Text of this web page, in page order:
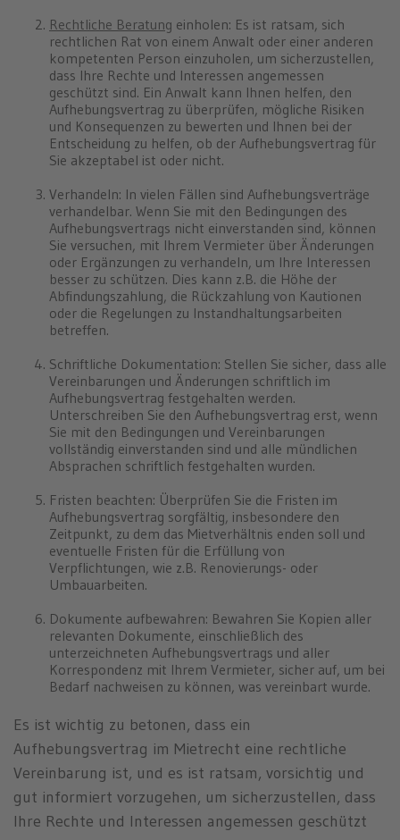
Rechtliche Beratung einholen: Es ist ratsam, sich
rechtlichen Rat von einem Anwalt oder einer anderen
kompetenten Person einzuholen, um sicherzustellen,
dass Ihre Rechte und Interessen angemessen
geschützt sind. Ein Anwalt kann Ihnen helfen, den
Aufhebungsvertrag zu überprüfen, mögliche Risiken
und Konsequenzen zu bewerten und Ihnen bei der
Entscheidung zu helfen, ob der Aufhebungsvertrag für
Sie akzeptabel ist oder nicht.
Verhandeln: In vielen Fällen sind Aufhebungsverträge
verhandelbar. Wenn Sie mit den Bedingungen des
Aufhebungsvertrags nicht einverstanden sind, können
Sie versuchen, mit Ihrem Vermieter über Änderungen
oder Ergänzungen zu verhandeln, um Ihre Interessen
besser zu schützen. Dies kann z.B. die Höhe der
Abfindungszahlung, die Rückzahlung von Kautionen
oder die Regelungen zu Instandhaltungsarbeiten
betreffen.
Schriftliche Dokumentation: Stellen Sie sicher, dass alle
Vereinbarungen und Änderungen schriftlich im
Aufhebungsvertrag festgehalten werden.
Unterschreiben Sie den Aufhebungsvertrag erst, wenn
Sie mit den Bedingungen und Vereinbarungen
vollständig einverstanden sind und alle mündlichen
Absprachen schriftlich festgehalten wurden.
Fristen beachten: Überprüfen Sie die Fristen im
Aufhebungsvertrag sorgfältig, insbesondere den
Zeitpunkt, zu dem das Mietverhältnis enden soll und
eventuelle Fristen für die Erfüllung von
Verpflichtungen, wie z.B. Renovierungs- oder
Umbauarbeiten.
Dokumente aufbewahren: Bewahren Sie Kopien aller
relevanten Dokumente, einschließlich des
unterzeichneten Aufhebungsvertrags und aller
Korrespondenz mit Ihrem Vermieter, sicher auf, um bei
Bedarf nachweisen zu können, was vereinbart wurde.
Es ist wichtig zu betonen, dass ein
Aufhebungsvertrag im Mietrecht eine rechtliche
Vereinbarung ist, und es ist ratsam, vorsichtig und
gut informiert vorzugehen, um sicherzustellen, dass
Ihre Rechte und Interessen angemessen geschützt